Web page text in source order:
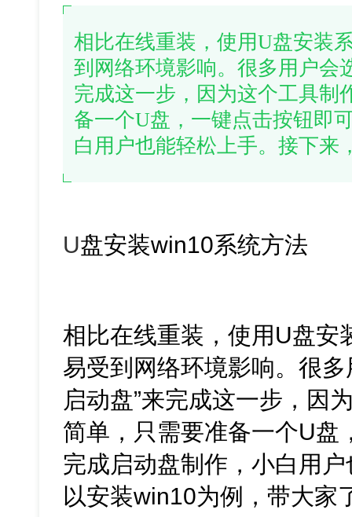
相比在线重装，使用U盘安装
到网络环境影响。很多用户会
完成这一步，因为这个工具制
备一个U盘，一键点击按钮即
白用户也能轻松上手。接下来
U盘安装win10系统方法
相比在线重装，使用U盘安
易受到网络环境影响。很
启动盘”来完成这一步，因
简单，只需要准备一个U盘
完成启动盘制作，小白用
以安装win10为例，带大家